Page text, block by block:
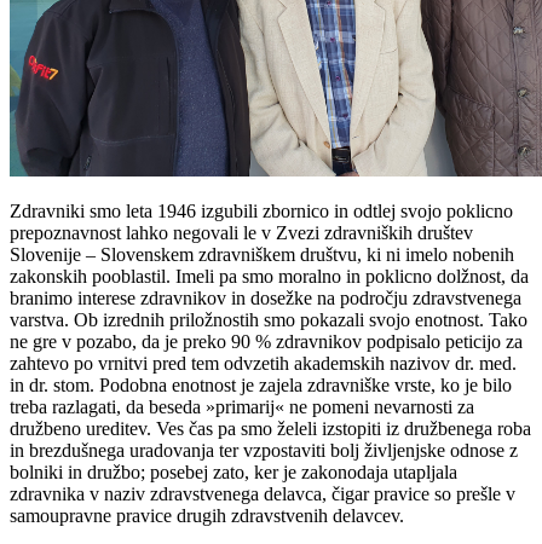
Zdravniki smo leta 1946 izgubili zbornico in odtlej svojo poklicno
prepoznavnost lahko negovali le v Zvezi zdravniških društev
Slovenije – Slovenskem zdravniškem društvu, ki ni imelo nobenih
zakonskih pooblastil. Imeli pa smo moralno in poklicno dolžnost, da
branimo interese zdravnikov in dosežke na področju zdravstvenega
varstva. Ob izrednih priložnostih smo pokazali svojo enotnost. Tako
ne gre v pozabo, da je preko 90 % zdravnikov podpisalo peticijo za
zahtevo po vrnitvi pred tem odvzetih akademskih nazivov dr. med.
in dr. stom. Podobna enotnost je zajela zdravniške vrste, ko je bilo
treba razlagati, da beseda »primarij« ne pomeni nevarnosti za
družbeno ureditev. Ves čas pa smo želeli izstopiti iz družbenega roba
in brezdušnega uradovanja ter vzpostaviti bolj življenjske odnose z
bolniki in družbo; posebej zato, ker je zakonodaja utapljala
zdravnika v naziv zdravstvenega delavca, čigar pravice so prešle v
samoupravne pravice drugih zdravstvenih delavcev.